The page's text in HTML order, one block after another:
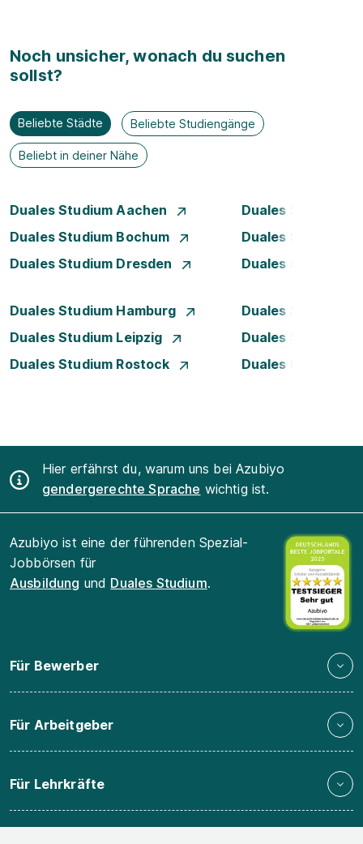
Noch unsicher, wonach du suchen
sollst?
Beliebte Städte Beliebte Studiengänge
Beliebt in deiner Nähe
Duales Studium Aachen
Duales Studium
Duales Studium Bochum
Duales Studium
Duales Studium Dresden
Duales Studium
Duales Studium Hamburg
Duales Studium
Duales Studium Leipzig
Duales Studium
Duales Studium Rostock
Duales Studium
Hier erfährst du, warum uns bei Azubiyo
gendergerechte Sprache wichtig ist.
Azubiyo ist eine der führenden Spezial-
Jobbörsen für
Ausbildung und Duales Studium.
Für Bewerber
Für Arbeitgeber
Für Lehrkräfte